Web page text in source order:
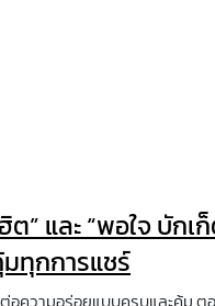
ต” และ “พอใจ บักเ
ทุกการแชร์